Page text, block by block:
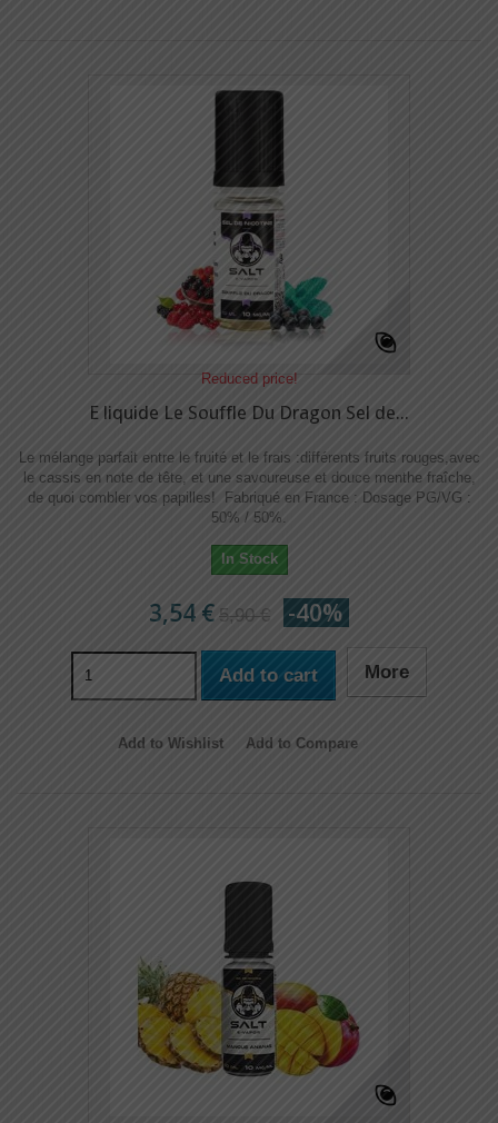
Reduced price!
E liquide Le Souffle Du Dragon Sel de...
Le mélange parfait entre le fruité et le frais :différents fruits rouges,avec
le cassis en note de tête, et une savoureuse et douce menthe fraîche,
de quoi combler vos papilles! Fabriqué en France : Dosage PG/VG :
50% / 50%.
In Stock
3,54 € 5,90 € -40%
Add to cart More
Add to Wishlist Add to Compare